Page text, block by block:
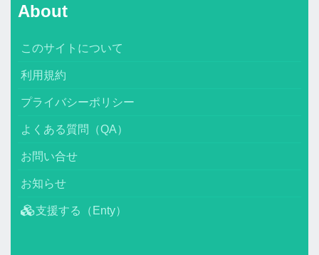
About
このサイトについて
利用規約
プライバシーポリシー
よくある質問（QA）
お問い合せ
お知らせ
支援する（Enty）